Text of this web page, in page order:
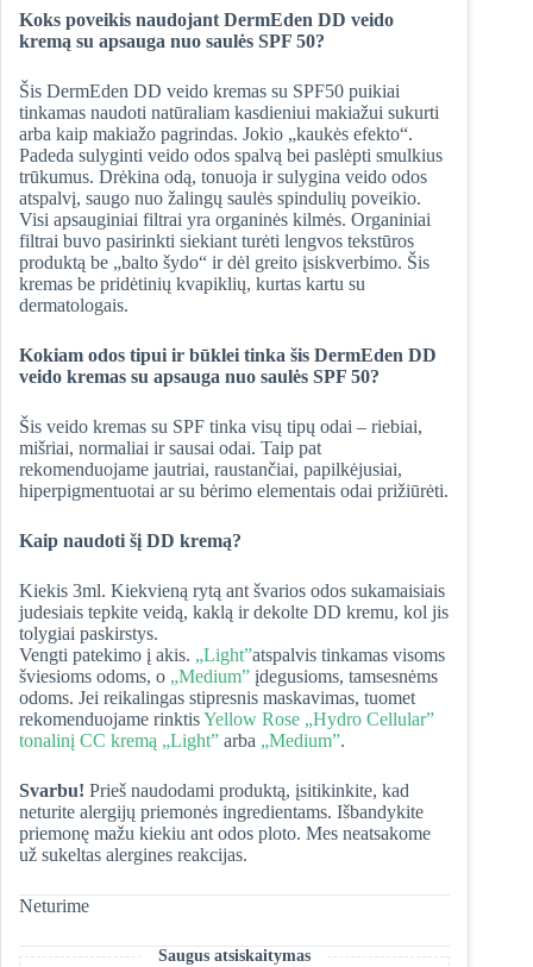
Koks poveikis naudojant DermEden DD veido
kremą su apsauga nuo saulės SPF 50?
Šis DermEden DD veido kremas su SPF50 puikiai
tinkamas naudoti natūraliam kasdieniui makiažui sukurti
arba kaip makiažo pagrindas. Jokio „kaukės efekto“.
Padeda sulyginti veido odos spalvą bei paslėpti smulkius
trūkumus. Drėkina odą, tonuoja ir sulygina veido odos
atspalvį, saugo nuo žalingų saulės spindulių poveikio.
Visi apsauginiai filtrai yra organinės kilmės. Organiniai
filtrai buvo pasirinkti siekiant turėti lengvos tekstūros
produktą be „balto šydo“ ir dėl greito įsiskverbimo. Šis
kremas be pridėtinių kvapiklių, kurtas kartu su
dermatologais.
Kokiam odos tipui ir būklei tinka šis DermEden DD
veido kremas su apsauga nuo saulės SPF 50?
Šis veido kremas su SPF tinka visų tipų odai – riebiai,
mišriai, normaliai ir sausai odai. Taip pat
rekomenduojame jautriai, raustančiai, papilkėjusiai,
hiperpigmentuotai ar su bėrimo elementais odai prižiūrėti.
Kaip naudoti šį DD kremą?
Kiekis 3ml. Kiekvieną rytą ant švarios odos sukamaisiais
judesiais tepkite veidą, kaklą ir dekolte DD kremu, kol jis
tolygiai paskirstys.
Vengti patekimo į akis. „Light”atspalvis tinkamas visoms
šviesioms odoms, o „Medium” įdegusioms, tamsesnėms
odoms. Jei reikalingas stipresnis maskavimas, tuomet
rekomenduojame rinktisYellow Rose „Hydro Cellular”
tonalinį CC kremą „Light” arba „Medium”.
Svarbu! Prieš naudodami produktą, įsitikinkite, kad
neturite alergijų priemonės ingredientams. Išbandykite
priemonę mažu kiekiu ant odos ploto. Mes neatsakome
už sukeltas alergines reakcijas.
Neturime
Saugus atsiskaitymas